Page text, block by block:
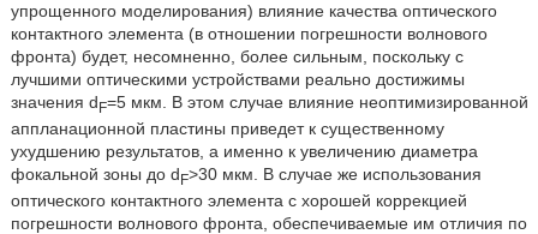
упрощенного моделирования) влияние качества оптического
контактного элемента (в отношении погрешности волнового
фронта) будет, несомненно, более сильным, поскольку с
лучшими оптическими устройствами реально достижимы
значения dF=5 мкм. В этом случае влияние неоптимизированной
аппланационной пластины приведет к существенному
ухудшению результатов, а именно к увеличению диаметра
фокальной зоны до dF>30 мкм. В случае же использования
оптического контактного элемента с хорошей коррекцией
погрешности волнового фронта, обеспечиваемые им отличия по